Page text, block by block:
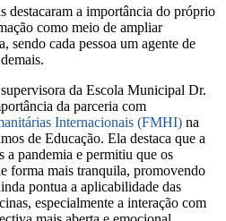
destacaram a importância do próprio
como meio de ampliar
sendo cada pessoa um agente de
da Escola Municipal Dr.
da parceria com
Internacionais (FMHI) na
de Educação. Ela destaca que a
a pandemia e permitiu que os
forma mais tranquila, promovendo
pontua a aplicabilidade das
especialmente a interação com